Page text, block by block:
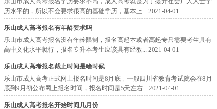
乐山市成人高考报名学历要求不高，成人高考就是为了提升社会广大人士学
历水平的，所以不会要求很高的基础学历，基本上... 2021-04-01
乐山成人高考报名有年龄要求吗
乐山市成人高考报名没有年龄限制，报名高起本或者高起专只需要考生具有
高中文化水平就行，报名专升本考生应该具有经教... 2021-04-01
乐山成人高考报名截止时间是啥时候
乐山市成人高考正式网上报名时间是8月底，一般四川省教育考试院会在8月
底到9月初公布网上报名时间，报名时间是5天左右... 2021-04-01
乐山成人高考报名开始时间几月份